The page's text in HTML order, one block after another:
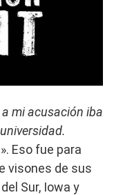
mi acusación iba
». Eso fue para
visones de sus
Sur, Iowa y